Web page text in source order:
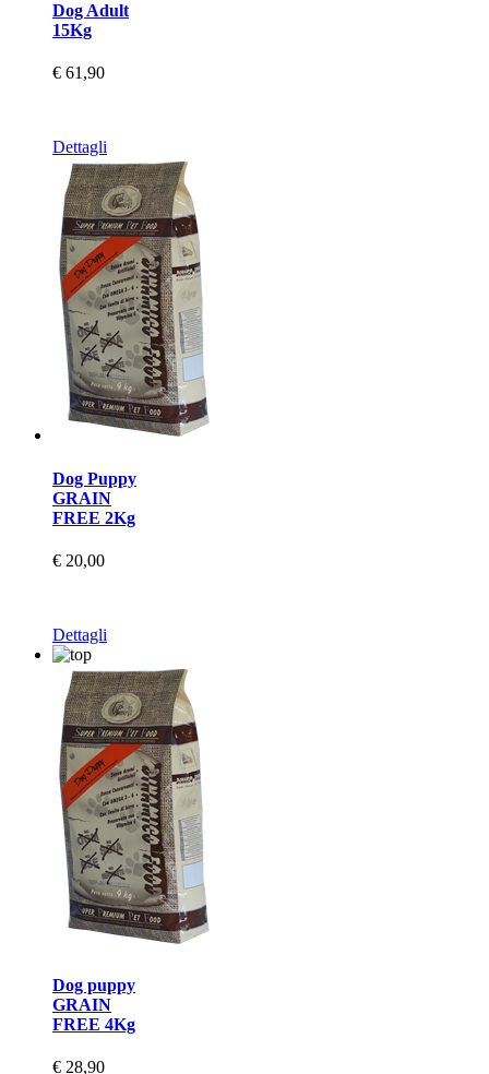
Dog Adult
15Kg
€ 61,90
Dettagli
Dog Puppy
GRAIN
FREE 2Kg
€ 20,00
Dettagli
Dog puppy
GRAIN
FREE 4Kg
€ 28,90